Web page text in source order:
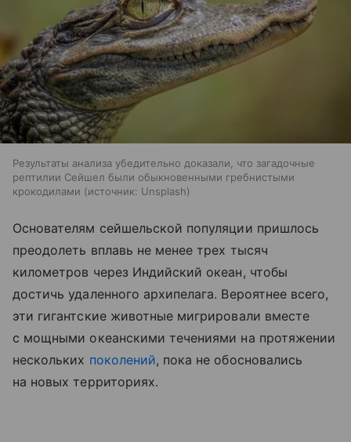
Результаты анализа убедительно доказали, что загадочные
рептилии Сейшел были обыкновенными гребнистыми
крокодилами
источник: Unsplash
Основателям сейшельской популяции пришлось
преодолеть вплавь не менее трех тысяч
километров через Индийский океан, чтобы
достичь удаленного архипелага. Вероятнее всего,
эти гигантские животные мигрировали вместе
с мощными океанскими течениями на протяжении
нескольких поколений, пока не обосновались
на новых территориях.